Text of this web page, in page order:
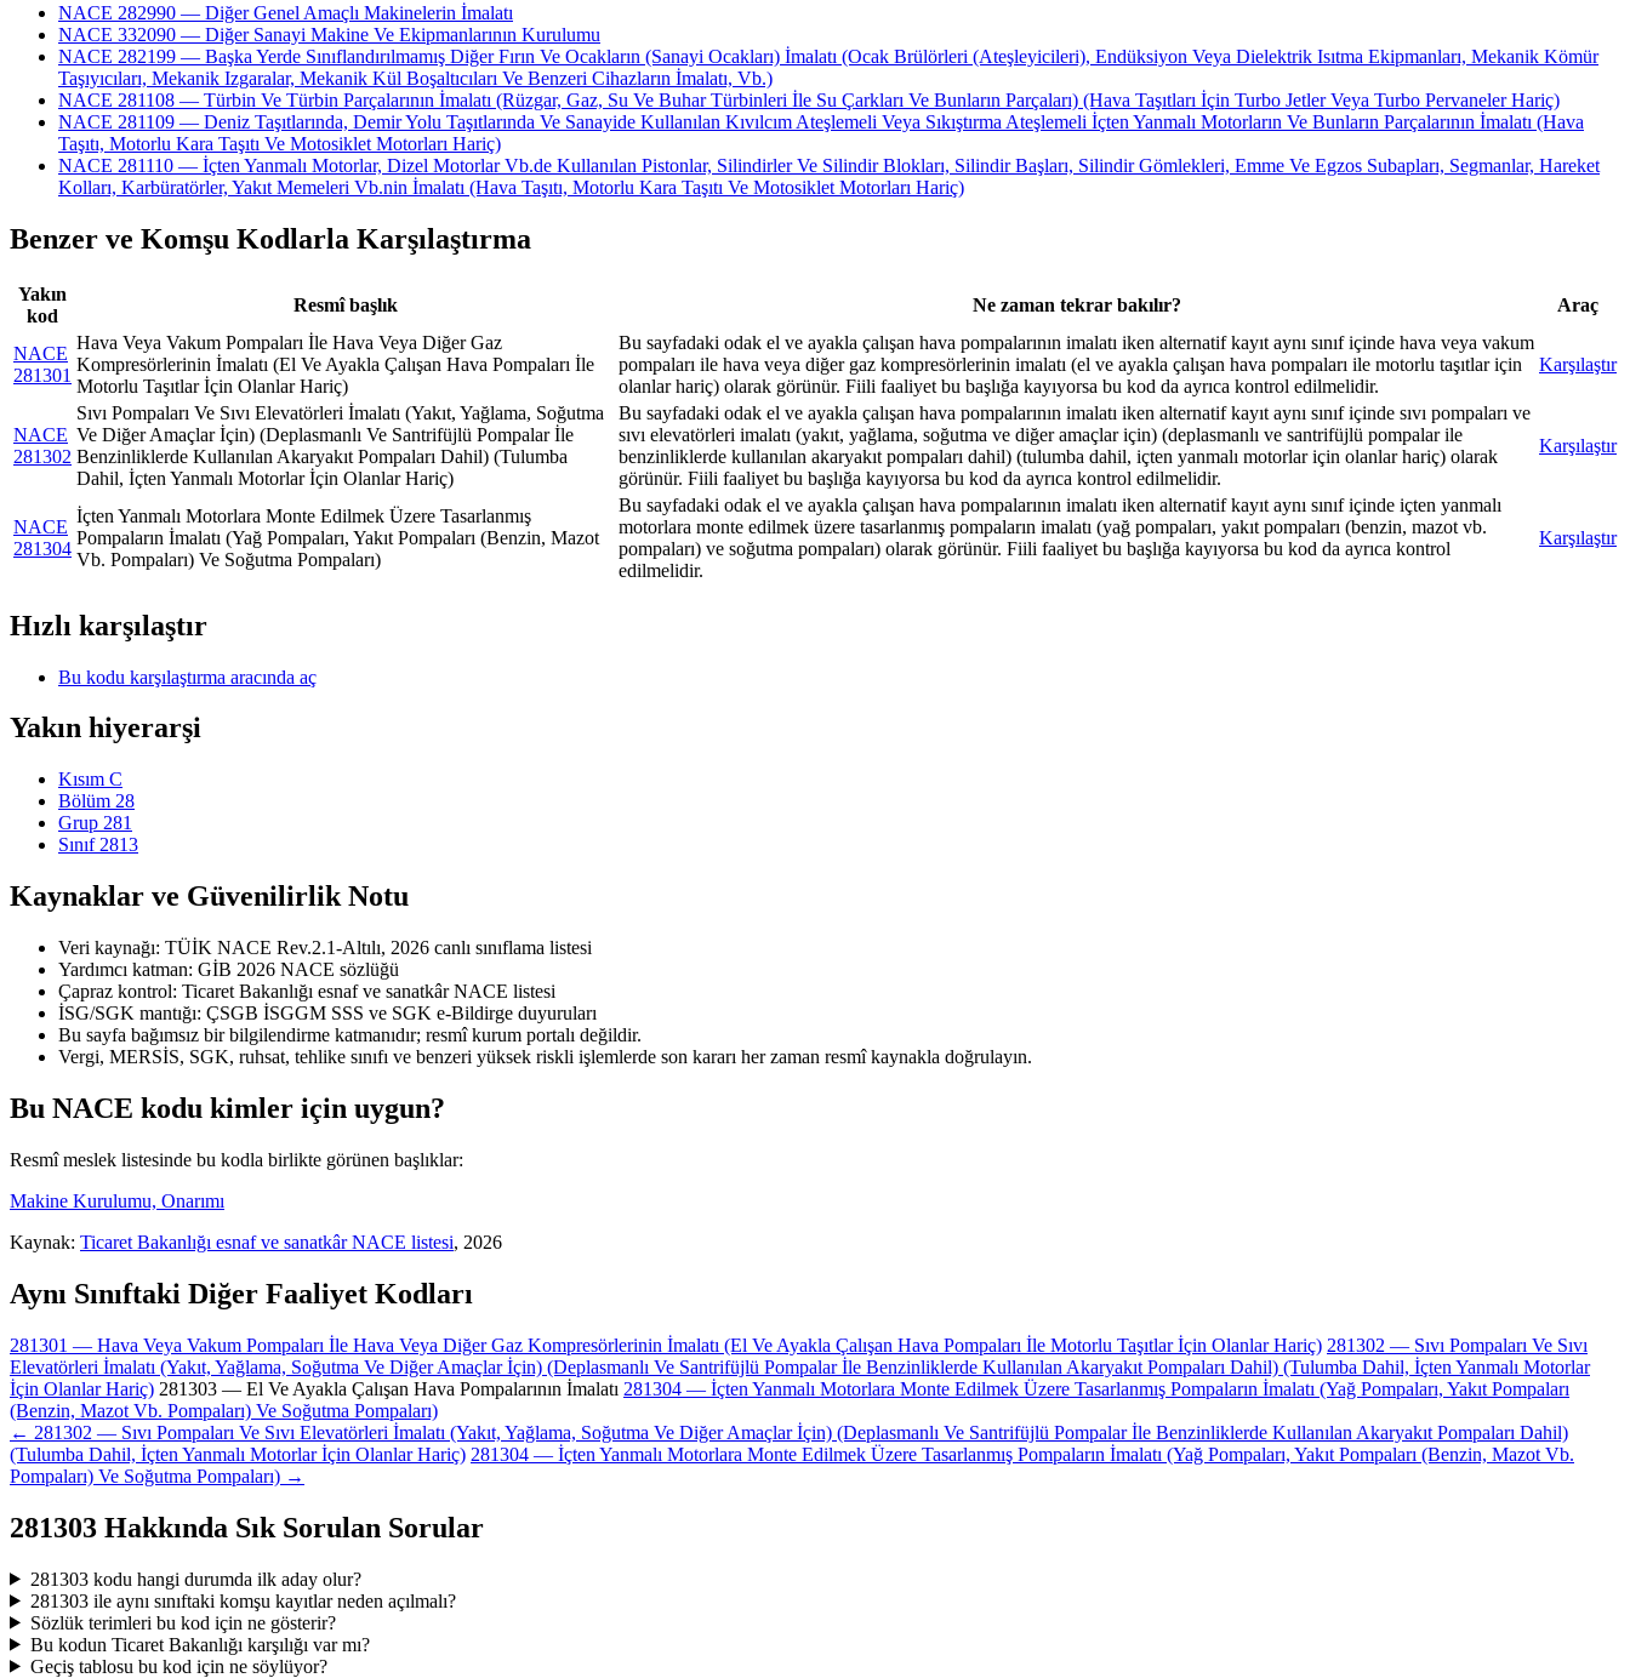
NACE 282990 — Diğer Genel Amaçlı Makinelerin İmalatı
NACE 332090 — Diğer Sanayi Makine Ve Ekipmanlarının Kurulumu
NACE 282199 — Başka Yerde Sınıflandırılmamış Diğer Fırın Ve Ocakların (Sanayi Ocakları) İmalatı (Ocak Brülörleri (Ateşleyicileri), Endüksiyon Veya Dielektrik Isıtma Ekipmanları, Mekanik Kömür
Taşıyıcıları, Mekanik Izgaralar, Mekanik Kül Boşaltıcıları Ve Benzeri Cihazların İmalatı, Vb.)
NACE 281108 — Türbin Ve Türbin Parçalarının İmalatı (Rüzgar, Gaz, Su Ve Buhar Türbinleri İle Su Çarkları Ve Bunların Parçaları) (Hava Taşıtları İçin Turbo Jetler Veya Turbo Pervaneler Hariç)
NACE 281109 — Deniz Taşıtlarında, Demir Yolu Taşıtlarında Ve Sanayide Kullanılan Kıvılcım Ateşlemeli Veya Sıkıştırma Ateşlemeli İçten Yanmalı Motorların Ve Bunların Parçalarının İmalatı (Hava
Taşıtı, Motorlu Kara Taşıtı Ve Motosiklet Motorları Hariç)
NACE 281110 — İçten Yanmalı Motorlar, Dizel Motorlar Vb.de Kullanılan Pistonlar, Silindirler Ve Silindir Blokları, Silindir Başları, Silindir Gömlekleri, Emme Ve Egzos Subapları, Segmanlar, Hareket
Kolları, Karbüratörler, Yakıt Memeleri Vb.nin İmalatı (Hava Taşıtı, Motorlu Kara Taşıtı Ve Motosiklet Motorları Hariç)
Benzer ve Komşu Kodlarla Karşılaştırma
Yakın
kod
Resmî başlık Ne zaman tekrar bakılır? Araç
NACE
281301
Hava Veya Vakum Pompaları İle Hava Veya Diğer Gaz
Kompresörlerinin İmalatı (El Ve Ayakla Çalışan Hava Pompaları İle
Motorlu Taşıtlar İçin Olanlar Hariç)
Bu sayfadaki odak el ve ayakla çalışan hava pompalarının imalatı iken alternatif kayıt aynı sınıf içinde hava veya vakum
pompaları ile hava veya diğer gaz kompresörlerinin imalatı (el ve ayakla çalışan hava pompaları ile motorlu taşıtlar için
olanlar hariç) olarak görünür. Fiili faaliyet bu başlığa kayıyorsa bu kod da ayrıca kontrol edilmelidir.
Karşılaştır
NACE
281302
Sıvı Pompaları Ve Sıvı Elevatörleri İmalatı (Yakıt, Yağlama, Soğutma
Ve Diğer Amaçlar İçin) (Deplasmanlı Ve Santrifüjlü Pompalar İle
Benzinliklerde Kullanılan Akaryakıt Pompaları Dahil) (Tulumba
Dahil, İçten Yanmalı Motorlar İçin Olanlar Hariç)
Bu sayfadaki odak el ve ayakla çalışan hava pompalarının imalatı iken alternatif kayıt aynı sınıf içinde sıvı pompaları ve
sıvı elevatörleri imalatı (yakıt, yağlama, soğutma ve diğer amaçlar için) (deplasmanlı ve santrifüjlü pompalar ile
benzinliklerde kullanılan akaryakıt pompaları dahil) (tulumba dahil, içten yanmalı motorlar için olanlar hariç) olarak
görünür. Fiili faaliyet bu başlığa kayıyorsa bu kod da ayrıca kontrol edilmelidir.
Karşılaştır
NACE
281304
İçten Yanmalı Motorlara Monte Edilmek Üzere Tasarlanmış
Pompaların İmalatı (Yağ Pompaları, Yakıt Pompaları (Benzin, Mazot
Vb. Pompaları) Ve Soğutma Pompaları)
Bu sayfadaki odak el ve ayakla çalışan hava pompalarının imalatı iken alternatif kayıt aynı sınıf içinde içten yanmalı
motorlara monte edilmek üzere tasarlanmış pompaların imalatı (yağ pompaları, yakıt pompaları (benzin, mazot vb.
pompaları) ve soğutma pompaları) olarak görünür. Fiili faaliyet bu başlığa kayıyorsa bu kod da ayrıca kontrol
edilmelidir.
Karşılaştır
Hızlı karşılaştır
Bu kodu karşılaştırma aracında aç
Yakın hiyerarşi
Kısım C
Bölüm 28
Grup 281
Sınıf 2813
Kaynaklar ve Güvenilirlik Notu
Veri kaynağı: TÜİK NACE Rev.2.1-Altılı, 2026 canlı sınıflama listesi
Yardımcı katman: GİB 2026 NACE sözlüğü
Çapraz kontrol: Ticaret Bakanlığı esnaf ve sanatkâr NACE listesi
İSG/SGK mantığı: ÇSGB İSGGM SSS ve SGK e-Bildirge duyuruları
Bu sayfa bağımsız bir bilgilendirme katmanıdır; resmî kurum portalı değildir.
Vergi, MERSİS, SGK, ruhsat, tehlike sınıfı ve benzeri yüksek riskli işlemlerde son kararı her zaman resmî kaynakla doğrulayın.
Bu NACE kodu kimler için uygun?
Resmî meslek listesinde bu kodla birlikte görünen başlıklar:
Makine Kurulumu, Onarımı
Kaynak: Ticaret Bakanlığı esnaf ve sanatkâr NACE listesi, 2026
Aynı Sınıftaki Diğer Faaliyet Kodları
281301 — Hava Veya Vakum Pompaları İle Hava Veya Diğer Gaz Kompresörlerinin İmalatı (El Ve Ayakla Çalışan Hava Pompaları İle Motorlu Taşıtlar İçin Olanlar Hariç) 281302 — Sıvı Pompaları Ve Sıvı
Elevatörleri İmalatı (Yakıt, Yağlama, Soğutma Ve Diğer Amaçlar İçin) (Deplasmanlı Ve Santrifüjlü Pompalar İle Benzinliklerde Kullanılan Akaryakıt Pompaları Dahil) (Tulumba Dahil, İçten Yanmalı Motorlar
İçin Olanlar Hariç) 281303 — El Ve Ayakla Çalışan Hava Pompalarının İmalatı 281304 — İçten Yanmalı Motorlara Monte Edilmek Üzere Tasarlanmış Pompaların İmalatı (Yağ Pompaları, Yakıt Pompaları
(Benzin, Mazot Vb. Pompaları) Ve Soğutma Pompaları)
← 281302 — Sıvı Pompaları Ve Sıvı Elevatörleri İmalatı (Yakıt, Yağlama, Soğutma Ve Diğer Amaçlar İçin) (Deplasmanlı Ve Santrifüjlü Pompalar İle Benzinliklerde Kullanılan Akaryakıt Pompaları Dahil)
(Tulumba Dahil, İçten Yanmalı Motorlar İçin Olanlar Hariç) 281304 — İçten Yanmalı Motorlara Monte Edilmek Üzere Tasarlanmış Pompaların İmalatı (Yağ Pompaları, Yakıt Pompaları (Benzin, Mazot Vb.
Pompaları) Ve Soğutma Pompaları) →
281303 Hakkında Sık Sorulan Sorular
281303 kodu hangi durumda ilk aday olur?
281303 ile aynı sınıftaki komşu kayıtlar neden açılmalı?
Sözlük terimleri bu kod için ne gösterir?
Bu kodun Ticaret Bakanlığı karşılığı var mı?
Geçiş tablosu bu kod için ne söylüyor?